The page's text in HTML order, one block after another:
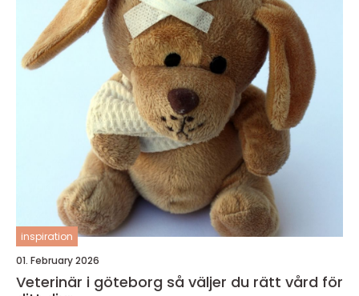
inspiration
01. February 2026
Veterinär i göteborg så väljer du rätt vård för